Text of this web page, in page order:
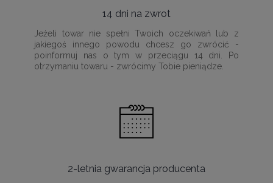
14 dni na zwrot
Jeżeli towar nie spełni Twoich oczekiwań lub z
jakiegoś innego powodu chcesz go zwrócić -
poinformuj nas o tym w przeciągu 14 dni. Po
otrzymaniu towaru - zwrócimy Tobie pieniądze.
2-letnia gwarancja producenta